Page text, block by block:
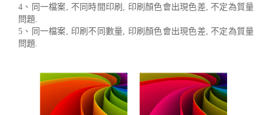
4、同一檔案, 不同時間印刷, 印刷顏色會出現色差, 不定為質量
問題.
5、同一檔案, 印刷不同數量, 印刷顏色會出現色差, 不定為質量
問題.